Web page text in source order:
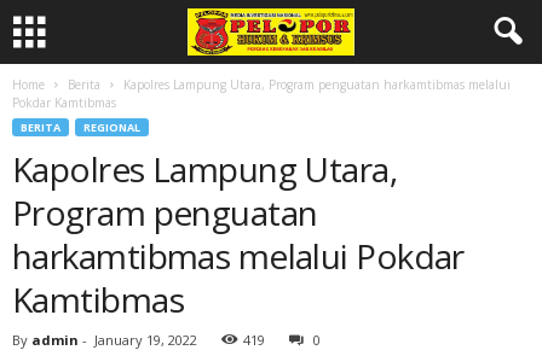
Home Berita
Kapolres Lampung Utara, Program penguatan harkamtibmas melalui
Pokdar Kamtibmas
BERITA REGIONAL
Kapolres Lampung Utara,
Program penguatan
harkamtibmas melalui Pokdar
Kamtibmas
By admin - January 19, 2022 419 0